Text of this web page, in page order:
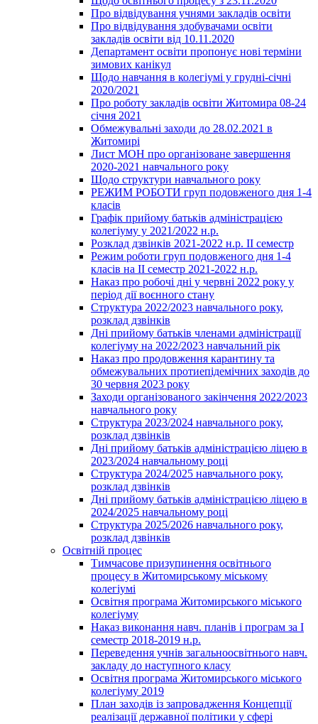
Про відвідування учнями закладів освіти
Про відвідування здобувачами освіти
закладів освіти від 10.11.2020
Департамент освіти пропонує нові терміни
зимових канікул
Щодо навчання в колегіумі у грудні-січні
2020/2021
Про роботу закладів освіти Житомира 08-24
січня 2021
Обмежувальні заходи до 28.02.2021 в
Житомирі
Лист МОН про організоване завершення
2020-2021 навчального року
Щодо структури навчального року
РЕЖИМ РОБОТИ груп подовженого дня 1-4
класів
Графік прийому батьків адміністрацією
колегіуму у 2021/2022 н.р.
Розклад дзвінків 2021-2022 н.р. ІІ семестр
Режим роботи груп подовженого дня 1-4
класів на ІІ семестр 2021-2022 н.р.
Наказ про робочі дні у червні 2022 року у
період дії воєнного стану
Структура 2022/2023 навчального року,
розклад дзвінків
Дні прийому батьків членами адміністрації
колегіуму на 2022/2023 навчальний рік
Наказ про продовження карантину та
обмежувальних протиепідемічних заходів до
30 червня 2023 року
Заходи організованого закінчення 2022/2023
навчального року
Структура 2023/2024 навчального року,
розклад дзвінків
Дні прийому батьків адміністрацією ліцею в
2023/2024 навчальному році
Структура 2024/2025 навчального року,
розклад дзвінків
Дні прийому батьків адміністрацією ліцею в
2024/2025 навчальному році
Структура 2025/2026 навчального року,
розклад дзвінків
Освітній процес
Тимчасове призупинення освітнього
процесу в Житомирському міському
колегіумі
Освітня програма Житомирського міського
колегіуму
Наказ виконання навч. планів і програм за І
семестр 2018-2019 н.р.
Переведення учнів загальноосвітнього навч.
закладу до наступного класу
Освітня програма Житомирського міського
колегіуму 2019
План заходів із запровадження Концепції
реалізації державної політики у сфері